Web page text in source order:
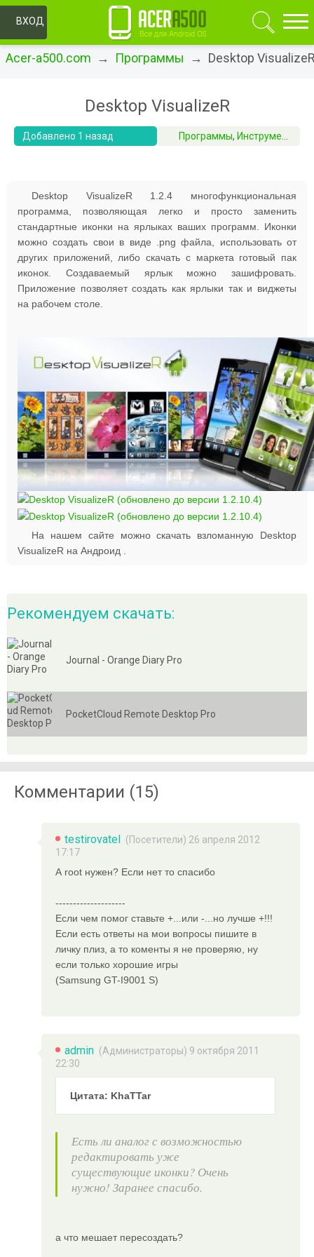
ВХОД
Acer-a500.com → Программы → Desktop
Desktop VisualizeR
Добавлено 1 назад Программы, Инструменты
Desktop VisualizeR 1.2.4 многофункциональная
программа, позволяющая легко и просто заменить
стандартные иконки на ярлыках ваших программ. Иконки
можно создать свои в виде .png файла, использовать от
других приложений, либо скачать с маркета готовый пак
иконок. Создаваемый ярлык можно зашифровать.
Приложение позволяет создать как ярлыки так и виджеты
на рабочем столе.
На нашем сайте можно скачать взломанную Desktop
VisualizeR на Андроид .
Рекомендуем скачать:
Journal - Orange Diary Pro
PocketCloud Remote Desktop Pro
Комментарии (15)
testirovatel (Посетители) 26 апреля 2012
17:17
А root нужен? Если нет то спасибо
--------------------
Если чем помог ставьте +...или -...но лучше +!!!
Если есть ответы на мои вопросы пишите в
личку плиз, а то коменты я не проверяю, ну
если только хорошие игры
(Samsung GT-I9001 S)
admin (Администраторы) 9 октября 2011
22:30
Цитата: KhaTTar
Есть ли аналог с возможностью
редактировать уже
существующие иконки? Очень
нужно! Заранее спасибо.
а что мешает пересоздать?